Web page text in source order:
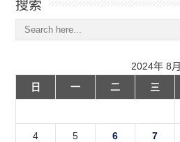
2024年 8月
日
一 二 三
4 5 6 7